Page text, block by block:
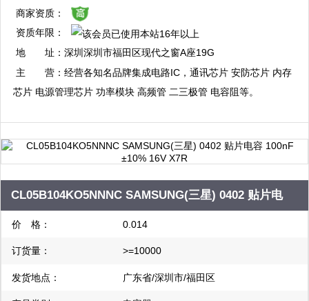
复制
商家资质：
资质年限：
地 址：深圳深圳市福田区现代之窗A座19G
主 营：经营各知名品牌集成电路IC，通讯芯片 安防芯片 内存
芯片 电源管理芯片 功率模块 高频管 二三极管 电容阻等。
CL05B104KO5NNNC SAMSUNG(三星) 0402 贴片电
容 100nF ±10% 16V X7R
价 格： 0.014
订货量： >=10000
发货地点： 广东省/深圳市/福田区